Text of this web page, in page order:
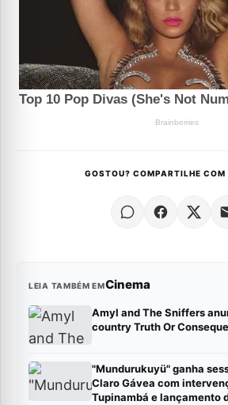
GOSTOU? COMPARTILHE
LEIA TAMBÉM EMCinema
Amyl and The Sniffers
country Truth Or
"Mundurukuyü" ganha
Claro Gávea com
Tupinambá e lançamento